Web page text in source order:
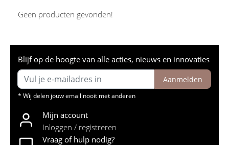
Geen producten gevonden!
Blijf op de hoogte van alle acties, nieuws en innovaties
Aanmelden
* Wij delen jouw email nooit met anderen
Mijn account
Inloggen / registreren
Vraag of hulp nodig?